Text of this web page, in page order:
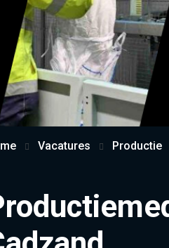
Vacatures Productie